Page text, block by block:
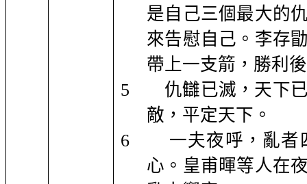
是自己三個最大的
來告慰自己。李存
帶上一支箭，勝利
5
仇讎已滅，天下
敵，平定天下。
6
一夫夜呼，亂者
心。皇甫暉等人在